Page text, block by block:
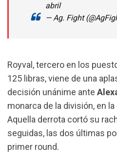
abril
— Ag. Fight
Royval, tercero en los
125 libras, viene de una
decisión unánime ante
monarca de la división, en
Aquella derrota cortó su
seguidas, las dos últimas
primer round.